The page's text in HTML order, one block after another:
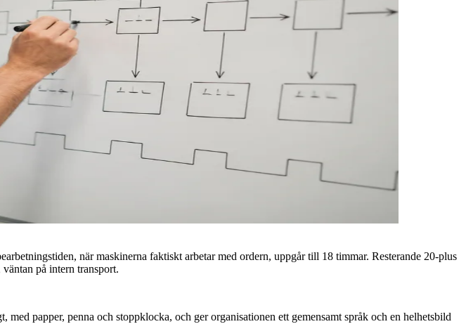
när maskinerna faktiskt arbetar med ordern, uppgår till 18 timmar. Resterande 20-plus
på intern transport.
papper, penna och stoppklocka, och ger organisationen ett gemensamt språk och en helhetsbild